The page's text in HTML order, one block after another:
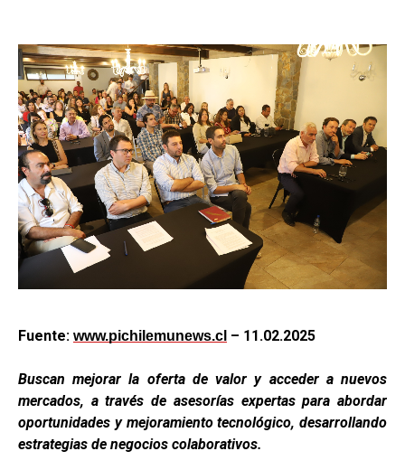
Fuente: www.pichilemunews.cl – 11.02.2025
Buscan mejorar la oferta de valor y acceder a nuevos
mercados, a través de asesorías expertas para abordar
oportunidades y mejoramiento tecnológico, desarrollando
estrategias de negocios colaborativos.